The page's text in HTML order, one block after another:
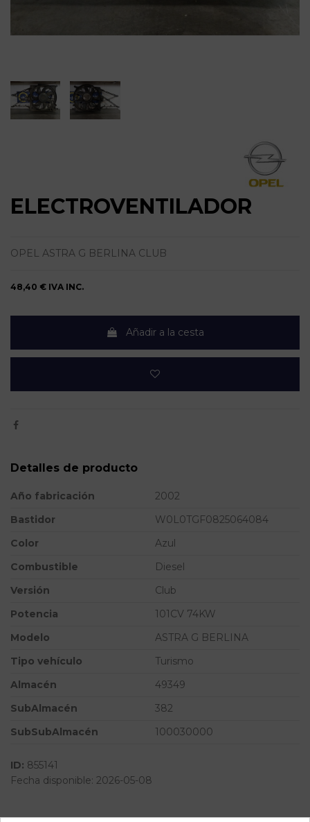
ELECTROVENTILADOR
OPEL ASTRA G BERLINA CLUB
48,40 € IVA INC.
Añadir a la cesta
Detalles de producto
Año fabricación
2002
Bastidor
W0L0TGF0825064084
Color
Azul
Combustible
Diesel
Versión
Club
Potencia
101CV 74KW
Modelo
ASTRA G BERLINA
Tipo vehículo
Turismo
Almacén
49349
SubAlmacén
382
SubSubAlmacén
100030000
ID: 855141
Fecha disponible: 2026-05-08